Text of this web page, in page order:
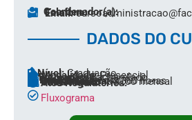
Coordenador(a):
Telefone:
Email:
DADOS DO
Nível:Graduação
Modalidade:Presencial
Formação:Bacharelado
Área:Exatas
Duração:4 anos
Carga Horária:3.360 horas
Investimento:640,00 mensal
Observação:
Atos Regulatórios:
Fluxograma